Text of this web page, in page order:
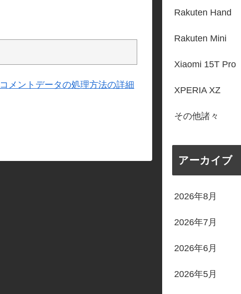
コメントデータの処理方法の詳細
Rakuten Hand
Rakuten Mini
Xiaomi 15T Pro
XPERIA XZ
その他諸々
アーカイブ
2026年8月
2026年7月
2026年6月
2026年5月